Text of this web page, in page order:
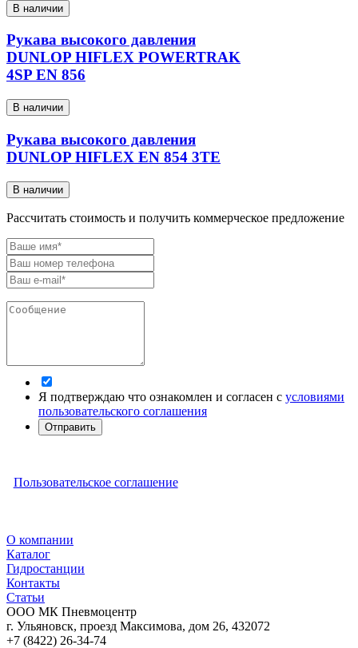
В наличии
Рукава высокого давления
DUNLOP HIFLEX POWERTRAK
4SP EN 856
В наличии
Рукава высокого давления
DUNLOP HIFLEX EN 854 3TE
В наличии
Рассчитать стоимость и получить коммерческое предложение
Я подтверждаю что ознакомлен и согласен с условиями
пользовательского соглашения
Отправить
Пользовательское соглашение
О компании
Каталог
Гидростанции
Контакты
Статьи
ООО МК Пневмоцентр
г. Ульяновск, проезд Максимова, дом 26, 432072
+7 (8422) 26-34-74